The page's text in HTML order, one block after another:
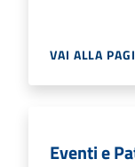
VAI ALLA
Eventi e